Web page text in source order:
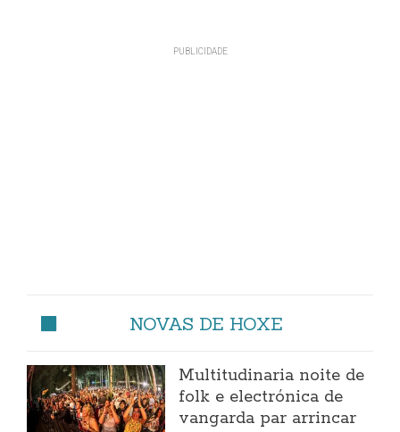
NOVAS DE HOXE
Multitudinaria noite de
folk e electrónica de
vangarda par arrincar